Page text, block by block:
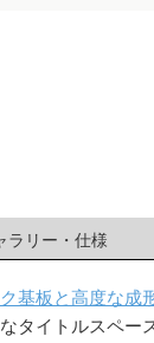
ラリー・仕様
基板と高度な成
タイトルスペー